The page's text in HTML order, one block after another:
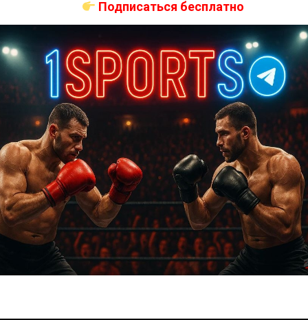
Подписаться
0КОММЕНТАРИЕВ
Подписаться бесплатно